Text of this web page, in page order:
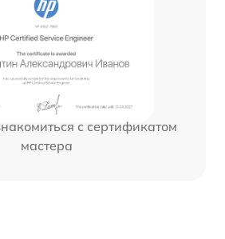
с сертификатом
мастера